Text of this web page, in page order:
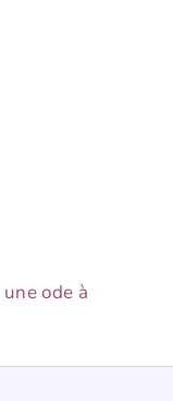
ode à